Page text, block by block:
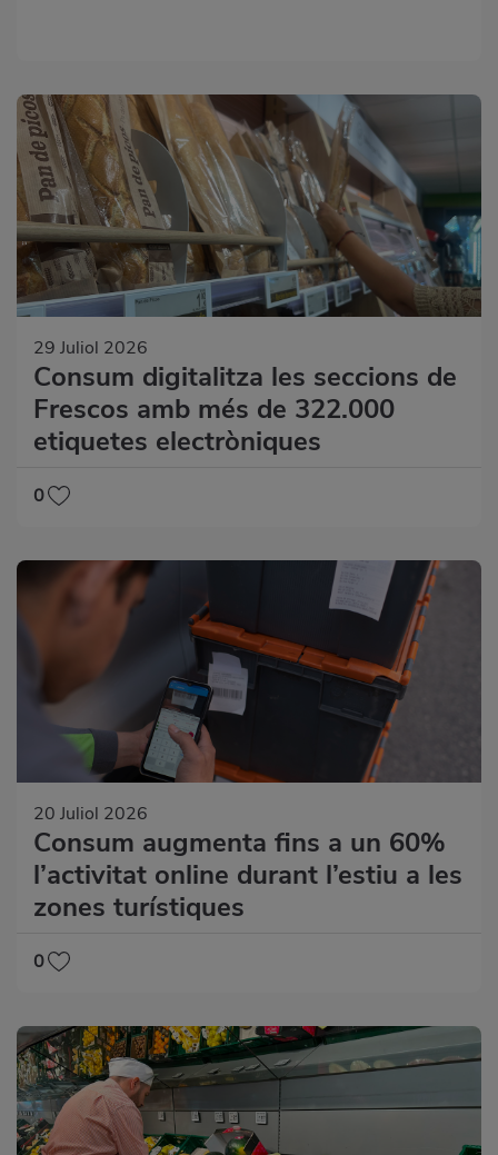
29 Juliol 2026
Consum digitalitza les seccions de
Frescos amb més de 322.000
etiquetes electròniques
0
20 Juliol 2026
Consum augmenta fins a un 60%
l’activitat online durant l’estiu a les
zones turístiques
0